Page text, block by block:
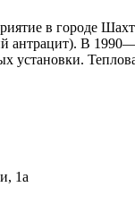
в городе
антрацит). В
1а